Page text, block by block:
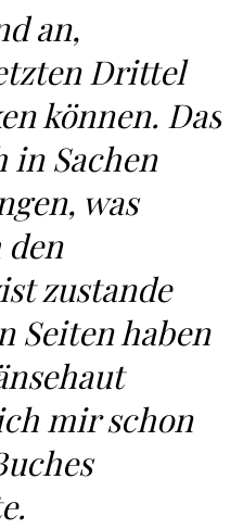
an,
Drittel
können. Das
in Sachen
was
zustande
Seiten haben
mir schon